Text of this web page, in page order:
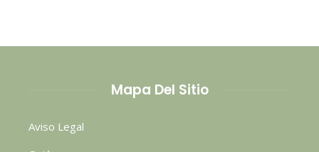
Mapa Del Sitio
Aviso Legal